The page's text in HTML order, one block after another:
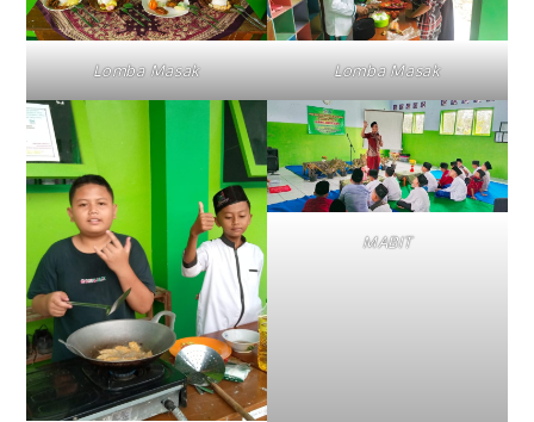
Lomba Masak Lomba Masak
MABIT